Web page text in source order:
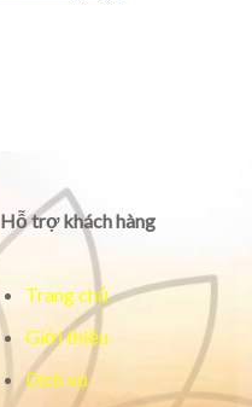
Hỗ trợ khách hàng
Trang chủ
Giới thiệu
Dịch vụ